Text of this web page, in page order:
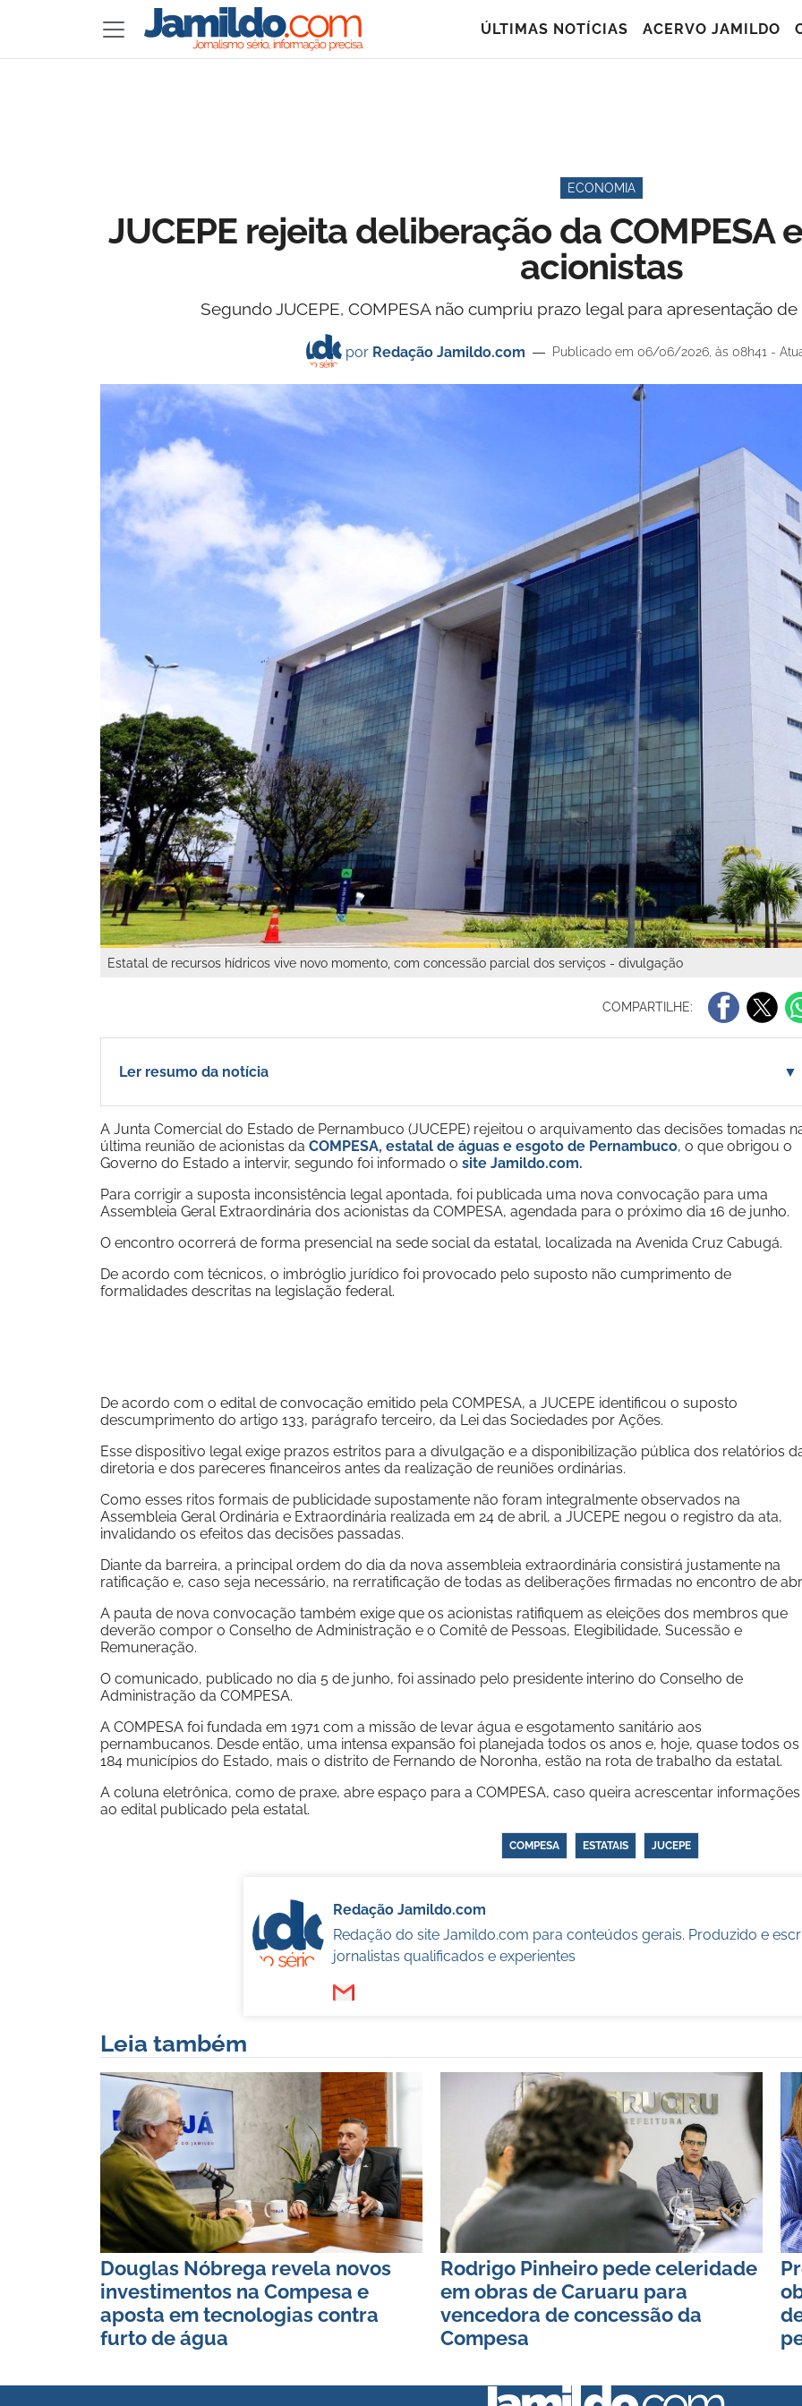
ÚLTIMAS NOTÍCIAS ACERVO JAMILDO
ECONOMIA
JUCEPE rejeita deliberação da COMPESA
acionistas
Segundo JUCEPE, COMPESA não cumpriu prazo legal para apresentação
por Redação Jamildo.com Publicado em 06/06/2026, às 08h41 -
Estatal de recursos hídricos vive novo momento, com concessão parcial dos serviços - divulgação
COMPARTILHE:
Ler resumo da notícia ▼
A Junta Comercial do Estado de Pernambuco (JUCEPE) rejeitou o arquivamento das decisões tomadas
última reunião de acionistas da COMPESA, estatal de águas e esgoto de Pernambuco, o que obrigou o
Governo do Estado a intervir, segundo foi informado o site Jamildo.com.
Para corrigir a suposta inconsistência legal apontada, foi publicada uma nova convocação para uma
Assembleia Geral Extraordinária dos acionistas da COMPESA, agendada para o próximo dia 16 de junho.
O encontro ocorrerá de forma presencial na sede social da estatal, localizada na Avenida Cruz Cabugá.
De acordo com técnicos, o imbróglio jurídico foi provocado pelo suposto não cumprimento de
formalidades descritas na legislação federal.
De acordo com o edital de convocação emitido pela COMPESA, a JUCEPE identificou o suposto
descumprimento do artigo 133, parágrafo terceiro, da Lei das Sociedades por Ações.
Esse dispositivo legal exige prazos estritos para a divulgação e a disponibilização pública dos relatórios
diretoria e dos pareceres financeiros antes da realização de reuniões ordinárias.
Como esses ritos formais de publicidade supostamente não foram integralmente observados na
Assembleia Geral Ordinária e Extraordinária realizada em 24 de abril, a JUCEPE negou o registro da ata,
invalidando os efeitos das decisões passadas.
Diante da barreira, a principal ordem do dia da nova assembleia extraordinária consistirá justamente na
ratificação e, caso seja necessário, na rerratificação de todas as deliberações firmadas no encontro de
A pauta de nova convocação também exige que os acionistas ratifiquem as eleições dos membros que
deverão compor o Conselho de Administração e o Comitê de Pessoas, Elegibilidade, Sucessão e
Remuneração.
O comunicado, publicado no dia 5 de junho, foi assinado pelo presidente interino do Conselho de
Administração da COMPESA.
A COMPESA foi fundada em 1971 com a missão de levar água e esgotamento sanitário aos
pernambucanos. Desde então, uma intensa expansão foi planejada todos os anos e, hoje, quase todos os
184 municípios do Estado, mais o distrito de Fernando de Noronha, estão na rota de trabalho da estatal.
A coluna eletrônica, como de praxe, abre espaço para a COMPESA, caso queira acrescentar informações
ao edital publicado pela estatal.
COMPESA ESTATAIS JUCEPE
Redação Jamildo.com
Redação do site Jamildo.com para conteúdos gerais. Produzido e
jornalistas qualificados e experientes
Leia também
Douglas Nóbrega revela novos
investimentos na Compesa e
aposta em tecnologias contra
furto de água
Rodrigo Pinheiro pede celeridade
em obras de Caruaru para
vencedora de concessão da
Compesa